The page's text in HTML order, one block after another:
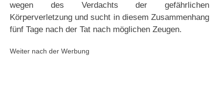
wegen des Verdachts der gefährlichen
Körperverletzung und sucht in diesem Zusammenhang
fünf Tage nach der Tat nach möglichen Zeugen.
Weiter nach der Werbung